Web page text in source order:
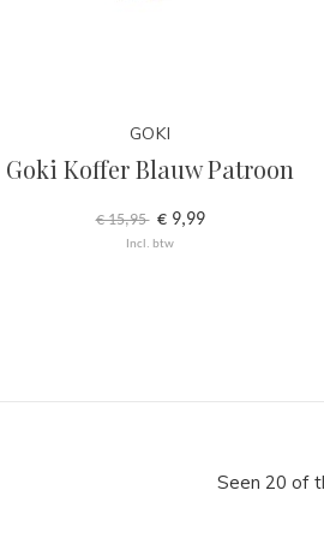
GOKI
Goki Koffer Blauw Patroon
€ 15,95 € 9,99
Incl. btw
Seen 20 of